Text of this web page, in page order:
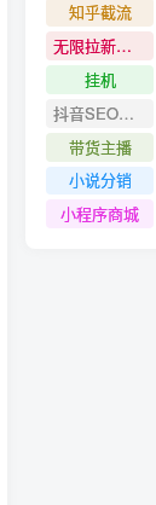
知乎截流
无限拉新项目
挂机
抖音SEO技术
带货主播
小说分销
小程序商城